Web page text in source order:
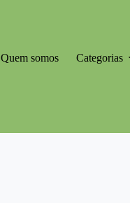
Quem somos Categorias